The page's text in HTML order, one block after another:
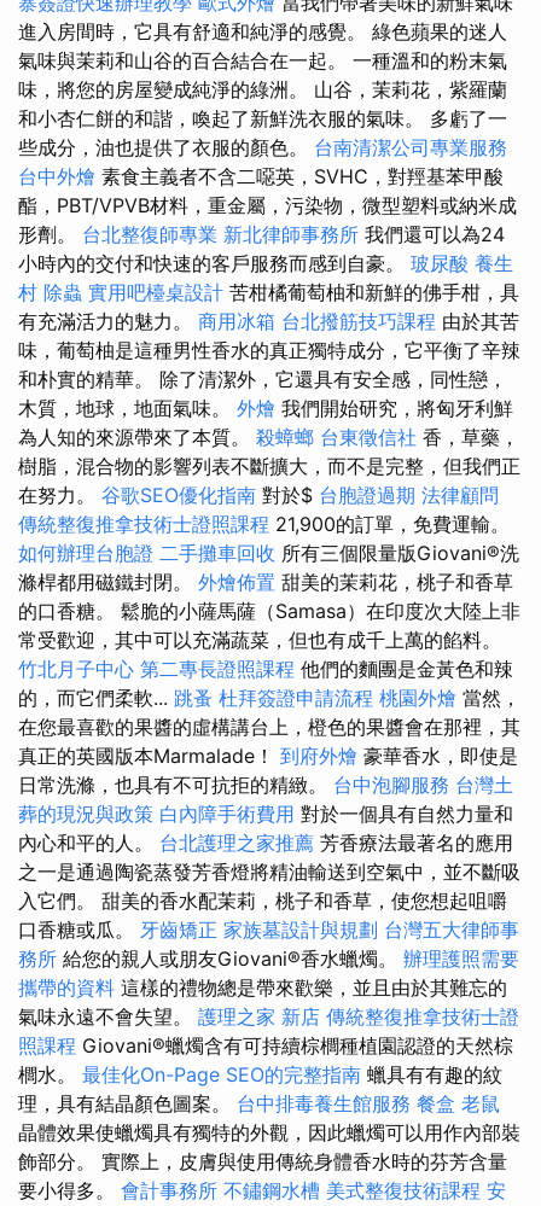
進入房間時，它具有舒適和純淨的感覺。 綠色蘋果的迷人
氣味與茉莉和山谷的百合結合在一起。 一種溫和的粉末氣
味，將您的房屋變成純淨的綠洲。 山谷，茉莉花，紫羅蘭
和小杏仁餅的和諧，喚起了新鮮洗衣服的氣味。 多虧了一
些成分，油也提供了衣服的顏色。 台南清潔公司專業服務
台中外燴 素食主義者不含二噁英，SVHC，對羥基苯甲酸
酯，PBT/VPVB材料，重金屬，污染物，微型塑料或納米成
形劑。 台北整復師專業 新北律師事務所 我們還可以為24
小時內的交付和快速的客戶服務而感到自豪。 玻尿酸 養生
村 除蟲 實用吧檯桌設計 苦柑橘葡萄柚和新鮮的佛手柑，具
有充滿活力的魅力。 商用冰箱 台北撥筋技巧課程 由於其苦
味，葡萄柚是這種男性香水的真正獨特成分，它平衡了辛辣
和朴實的精華。 除了清潔外，它還具有安全感，同性戀，
木質，地球，地面氣味。 外燴 我們開始研究，將匈牙利鮮
為人知的來源帶來了本質。 殺蟑螂 台東徵信社 香，草藥，
樹脂，混合物的影響列表不斷擴大，而不是完整，但我們正
在努力。 谷歌SEO優化指南 對於$ 台胞證過期 法律顧問
傳統整復推拿技術士證照課程 21,900的訂單，免費運輸。
如何辦理台胞證 二手攤車回收 所有三個限量版Giovani®洗
滌桿都用磁鐵封閉。 外燴佈置 甜美的茉莉花，桃子和香草
的口香糖。 鬆脆的小薩馬薩（Samasa）在印度次大陸上非
常受歡迎，其中可以充滿蔬菜，但也有成千上萬的餡料。
竹北月子中心 第二專長證照課程 他們的麵團是金黃色和辣
的，而它們柔軟... 跳蚤 杜拜簽證申請流程 桃園外燴 當然，
在您最喜歡的果醬的虛構講台上，橙色的果醬會在那裡，其
真正的英國版本Marmalade！ 到府外燴 豪華香水，即使是
日常洗滌，也具有不可抗拒的精緻。 台中泡腳服務 台灣土
葬的現況與政策 白內障手術費用 對於一個具有自然力量和
內心和平的人。 台北護理之家推薦 芳香療法最著名的應用
之一是通過陶瓷蒸發芳香燈將精油輸送到空氣中，並不斷吸
入它們。 甜美的香水配茉莉，桃子和香草，使您想起咀嚼
口香糖或瓜。 牙齒矯正 家族墓設計與規劃 台灣五大律師事
務所 給您的親人或朋友Giovani®香水蠟燭。 辦理護照需要
攜帶的資料 這樣的禮物總是帶來歡樂，並且由於其難忘的
氣味永遠不會失望。 護理之家 新店 傳統整復推拿技術士證
照課程 Giovani®蠟燭含有可持續棕櫚種植園認證的天然棕
櫚水。 最佳化On-Page SEO的完整指南 蠟具有有趣的紋
理，具有結晶顏色圖案。 台中排毒養生館服務 餐盒 老鼠
晶體效果使蠟燭具有獨特的外觀，因此蠟燭可以用作內部裝
飾部分。 實際上，皮膚與使用傳統身體香水時的芬芳含量
要小得多。 會計事務所 不鏽鋼水槽 美式整復技術課程 安